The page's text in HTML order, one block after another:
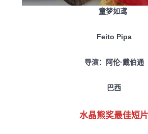
童梦如鸢
Feito Pipa
导演：阿伦·戴伯通
巴西
水晶熊奖最佳短片